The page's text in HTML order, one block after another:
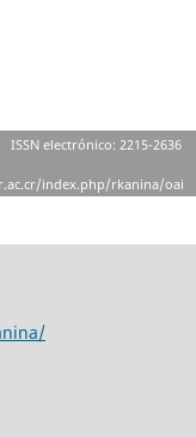
ISSN electrónico: 2215-2636
index.php/rkanina/oai